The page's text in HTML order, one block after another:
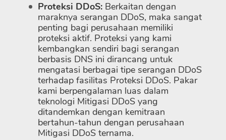
Proteksi DDoS: Berkaitan dengan
maraknya serangan DDoS, maka sangat
penting bagi perusahaan memiliki
proteksi aktif. Proteksi yang kami
kembangkan sendiri bagi serangan
berbasis DNS ini dirancang untuk
mengatasi berbagai tipe serangan DDoS
terhadap fasilitas Proteksi DDoS. Pakar
kami berpengalaman luas dalam
teknologi Mitigasi DDoS yang
ditandemkan dengan kemitraan
bertahun-tahun dengan perusahaan
Mitigasi DDoS ternama.